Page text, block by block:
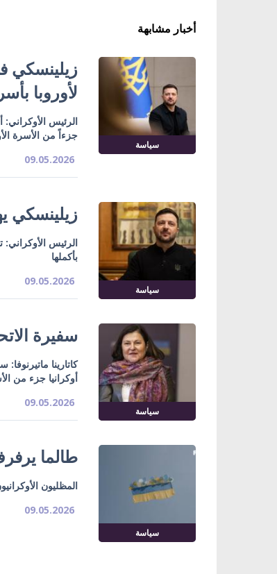
أخبار مشابهة
سياسة
زيلينسكي
لأوروبا
الرئيس
جزءاً من الأسرة
09.05.2026
سياسة
زيلينسكي
الرئيس الأوكراني:
بأكملها
09.05.2026
سياسة
سفيرة
كاتارينا
أوكرانيا جزء من
09.05.2026
سياسة
طالما
المظليون
09.05.2026